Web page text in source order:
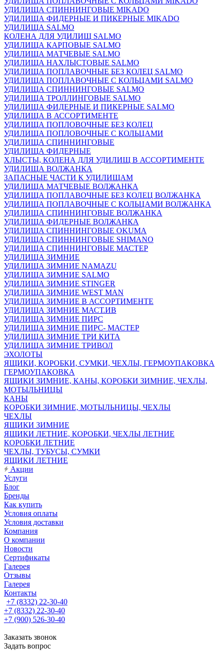
УДИЛИЩА СПИННИНГОВЫЕ MIKADO
УДИЛИЩА ФИДЕРНЫЕ И ПИКЕРНЫЕ MIKADO
УДИЛИЩА SALMO
КОЛЕНА ДЛЯ УДИЛИЩ SALMO
УДИЛИЩА КАРПОВЫЕ SALMO
УДИЛИЩА МАТЧЕВЫЕ SALMO
УДИЛИЩА НАХЛЫСТОВЫЕ SALMO
УДИЛИЩА ПОПЛАВОЧНЫЕ БЕЗ КОЛЕЦ SALMO
УДИЛИЩА ПОПЛАВОЧНЫЕ С КОЛЬЦАМИ SALMO
УДИЛИЩА СПИННИНГОВЫЕ SALMO
УДИЛИЩА ТРОЛЛИНГОВЫЕ SALMO
УДИЛИЩА ФИДЕРНЫЕ И ПИКЕРНЫЕ SALMO
УДИЛИЩА В АССОРТИМЕНТЕ
УДИЛИЩА ПОПЛОВОЧНЫЕ БЕЗ КОЛЕЦ
УДИЛИЩА ПОПЛОВОЧНЫЕ С КОЛЬЦАМИ
УДИЛИЩА СПИННИНГОВЫЕ
УДИЛИЩА ФИДЕРНЫЕ
ХЛЫСТЫ, КОЛЕНА ДЛЯ УДИЛИЩ В АССОРТИМЕНТЕ
УДИЛИЩА ВОЛЖАНКА
ЗАПАСНЫЕ ЧАСТИ К УДИЛИЩАМ
УДИЛИЩА МАТЧЕВЫЕ ВОЛЖАНКА
УДИЛИЩА ПОПЛАВОЧНЫЕ БЕЗ КОЛЕЦ ВОЛЖАНКА
УДИЛИЩА ПОПЛАВОЧНЫЕ С КОЛЬЦАМИ ВОЛЖАНКА
УДИЛИЩА СПИННИНГОВЫЕ ВОЛЖАНКА
УДИЛИЩА ФИДЕРНЫЕ ВОЛЖАНКА
УДИЛИЩА СПИННИНГОВЫЕ OKUMA
УДИЛИЩА СПИННИНГОВЫЕ SHIMANO
УДИЛИЩА СПИННИНГОВЫЕ МАСТЕР
УДИЛИЩА ЗИМНИЕ
УДИЛИЩА ЗИМНИЕ NAMAZU
УДИЛИЩА ЗИМНИЕ SALMO
УДИЛИЩА ЗИМНИЕ STINGER
УДИЛИЩА ЗИМНИЕ WEST MAN
УДИЛИЩА ЗИМНИЕ В АССОРТИМЕНТЕ
УДИЛИЩА ЗИМНИЕ МАСТ.ИВ
УДИЛИЩА ЗИМНИЕ ПИРС
УДИЛИЩА ЗИМНИЕ ПИРС- МАСТЕР
УДИЛИЩА ЗИМНИЕ ТРИ КИТА
УДИЛИЩА ЗИМНИЕ ТРИВОЛ
ЭХОЛОТЫ
ЯЩИКИ, КОРОБКИ, СУМКИ, ЧЕХЛЫ, ГЕРМОУПАКОВКА
ГЕРМОУПАКОВКА
ЯЩИКИ ЗИМНИЕ, КАНЫ, КОРОБКИ ЗИМНИЕ, ЧЕХЛЫ,
МОТЫЛЬНИЦЫ
КАНЫ
КОРОБКИ ЗИМНИЕ, МОТЫЛЬНИЦЫ, ЧЕХЛЫ
ЧЕХЛЫ
ЯЩИКИ ЗИМНИЕ
ЯЩИКИ ЛЕТНИЕ, КОРОБКИ, ЧЕХЛЫ ЛЕТНИЕ
КОРОБКИ ЛЕТНИЕ
ЧЕХЛЫ, ТУБУСЫ, СУМКИ
ЯЩИКИ ЛЕТНИЕ
Акции
Услуги
Блог
Бренды
Как купить
Условия оплаты
Условия доставки
Компания
О компании
Новости
Сертификаты
Галерея
Отзывы
Галерея
Контакты
+7 (8332) 22-30-40
+7 (8332) 22-30-40
+7 (900) 526-30-40
Заказать звонок
Задать вопрос